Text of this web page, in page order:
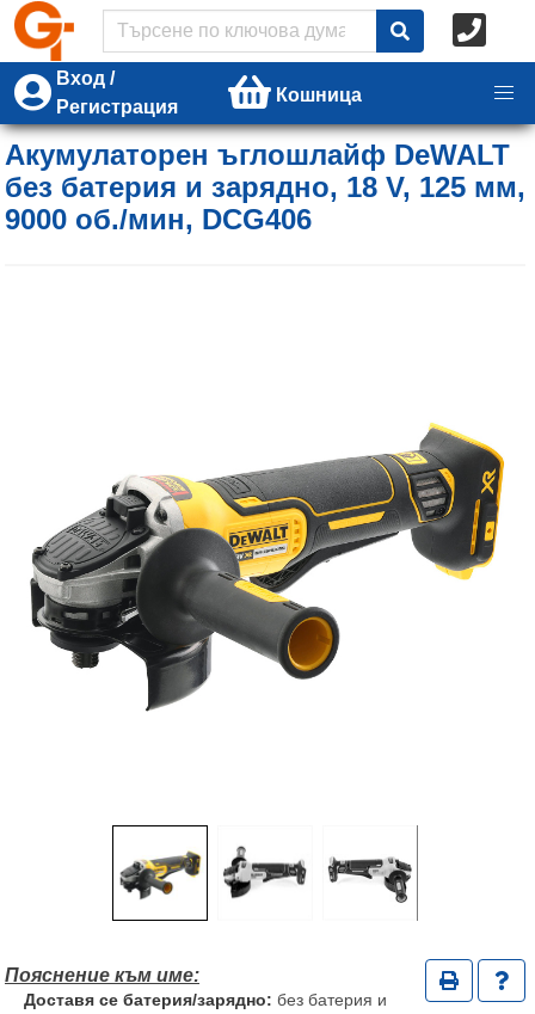
Вход /
Регистрация
Кошница
Акумулаторен ъглошлайф DeWALT
без батерия и зарядно, 18 V, 125 мм,
9000 об./мин, DCG406
Доставя се батерия/зарядно: без батерия и